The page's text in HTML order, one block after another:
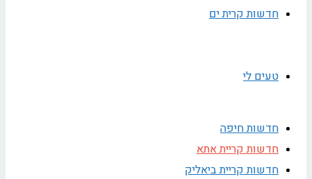
חדשות קרית ים
טעים לי
חדשות חיפה
חדשות קריית אתא
חדשות קריית ביאליק